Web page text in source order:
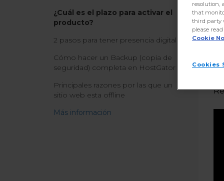
¿Cuál es el plazo para activar el
producto?
2 pasos para tener presencia digital
Cómo hacer un Backup (copia de
seguridad) completa en HostGator
Principales razones por las que un
sitio web esta offline
Más información
resolution,
that
third party
please
Cookie
Cookies